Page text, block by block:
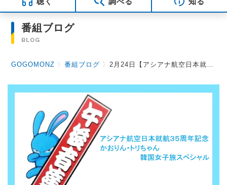
番組ブログ
BLOG
GOGOMONZ 〉番組ブログ 〉2月24日【アシアナ航空日本就航３５周年記念 かおりん・トリちゃん 韓国女子旅スペシャル】